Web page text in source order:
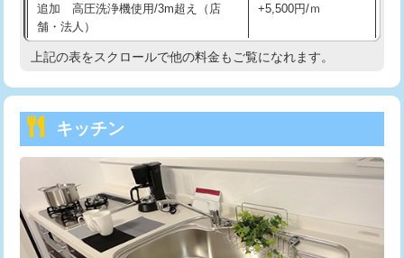
持込商品取付（浄水器・分岐水栓） 16,500円
持込商品取付（温水洗浄便座） 22,000円
持込商品取付（普通便座⇔温水洗浄便
22,000円
給水管工事※（ホール加工)
給水管工事※（バンド止め) 3,300円
給水管工事※（支持金具設置) 5,500円
給水管工事※（保温材使用（バンド止
5,500円
追加 高圧洗浄機使用/3m超え（店
舗・法人）
+5,500円/ｍ
高度高圧洗浄換 現地調査
トーラー機使用/3mまで
追加トーラー機使用/3m超え +3,300円
カメラ調査 33,000円
桝清掃 8,800円
上記の表をスクロールで他の料金もご覧になれます。
キッチン